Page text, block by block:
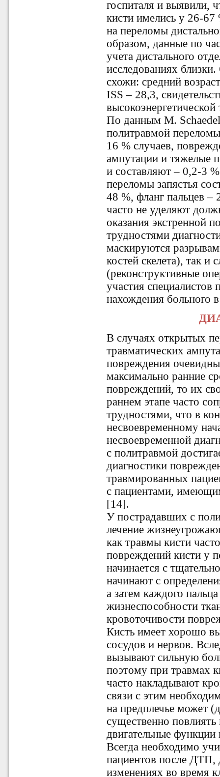
госпиталя и выявили,
кисти имелись у 26-
на переломы
образом, данные по
учета дистального
исследованиях
схожи: средний
ISS – 28,3,
По данным M.
политравмой
16 % случаев,
ампутации и тяжелые
и составляют – 0,2-3
переломы запястья
48 %, фланг пальцев
часто не уделяют
оказания экстренной
трудностями
маскируются
костей скелета), так и
(реконструктивные
участия специалистов
нахождения больного
В случаях открытых
травматических
повреждения
максимально ранние
повреждений, то их
раннем этапе часто
трудностями, что в
несвоевременному
несвоевременной
с политравмой
диагностики
травмированных
с пациентами,
[14].
У пострадавших с
лечение
как травмы кисти
повреждений кисти у
начинается с
начинают с
а затем каждого
жизнеспособности
кровоточивости
Кисть имеет хорошо
сосудов и нервов.
вызывают сильную
поэтому при травмах
часто накладывают
связи с этим
на предплечье может
существенно повлиять
двигательные
Всегда необходимо
пациентов после
изменениях во время